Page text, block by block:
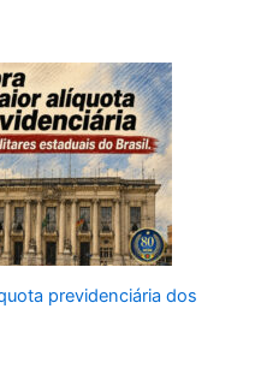
previdenciária dos